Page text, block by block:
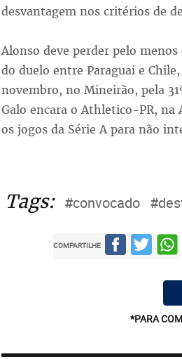
desvantagem nos critérios de
Alonso deve perder pelo
do duelo entre Paraguai e
novembro, no Mineirão, pela
Galo encara o Athletico-PR, na
os jogos da Série A para não
Tags: #convocado
COMPARTILHE
*PARA